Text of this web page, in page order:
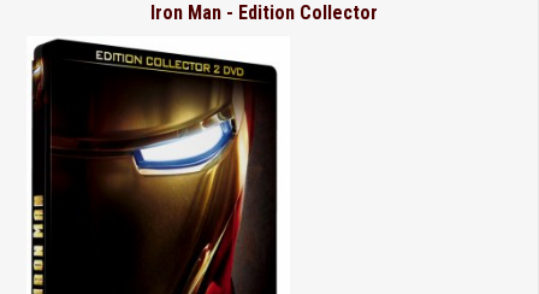
- Dessins Originaux : La Veuve Noire - Une
approche passionnante de la nouvelle femme fatale
présentée dans Iron Man 2
- Dessins Originaux : War Machine - Une
présentation du personnage et de son amitié avec
Tony Stark
- Travailler avec DJ AM - Jon Favreau décrit son
travail avec Adam Goldstein
* 8 Scènes coupées avec commentaires optionnels de
Jon Favreau (HD) :
L'Incroyable Hulk
Scènes coupées (VOST) :
- Bruce au Brésil (3'14")
- Séance de méditation (48")
- La quête de la fleur (43")
- La construction du labo (1'24")
- Après l'usine de mise en bouteille / le général Greller
(2'50")
Iron Man - Edition Collector